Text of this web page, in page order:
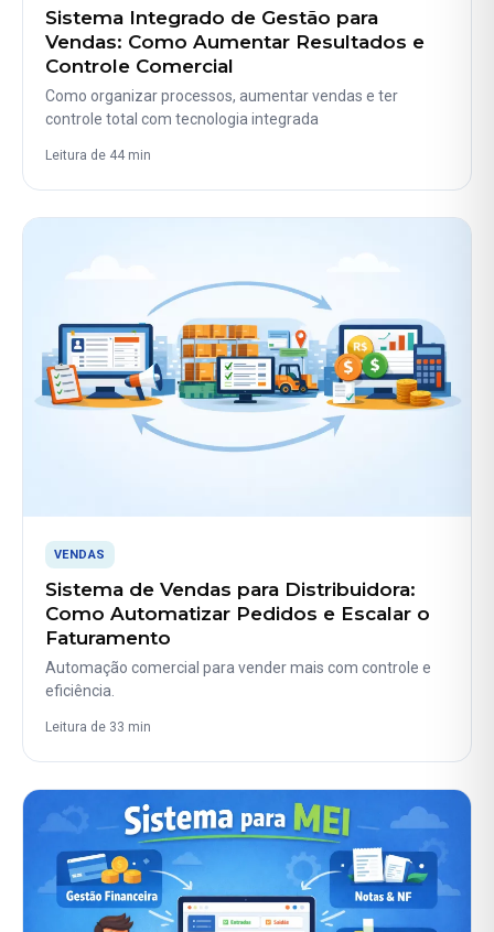
Sistema Integrado de Gestão para
Vendas: Como Aumentar Resultados e
Controle Comercial
Como organizar processos, aumentar vendas e ter
controle total com tecnologia integrada
Leitura de 44 min
VENDAS
Sistema de Vendas para Distribuidora:
Como Automatizar Pedidos e Escalar o
Faturamento
Automação comercial para vender mais com controle e
eficiência.
Leitura de 33 min